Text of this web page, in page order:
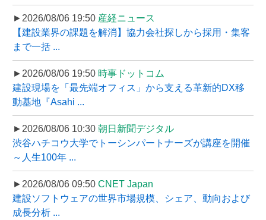
►2026/08/06 19:50 産経ニュース
【建設業界の課題を解消】協力会社探しから採用・集客
まで一括 ...
►2026/08/06 19:50 時事ドットコム
建設現場を「最先端オフィス」から支える革新的DX移
動基地『Asahi ...
►2026/08/06 10:30 朝日新聞デジタル
渋谷ハチコウ大学でトーシンパートナーズが講座を開催
～人生100年 ...
►2026/08/06 09:50 CNET Japan
建設ソフトウェアの世界市場規模、シェア、動向および
成長分析 ...